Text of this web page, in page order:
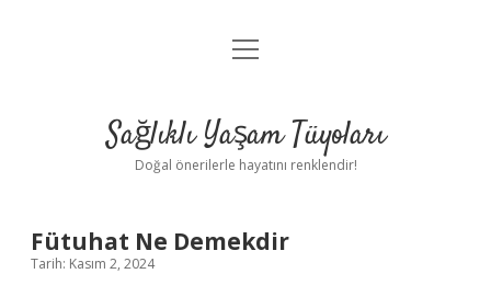
Anasayfa
Yasal Uyarı
menüyü
Sağlıklı Yaşam Tüyoları
Doğal önerilerle hayatını renklendir!
Fütuhat Ne Demekdir
Tarih: Kasım 2, 2024